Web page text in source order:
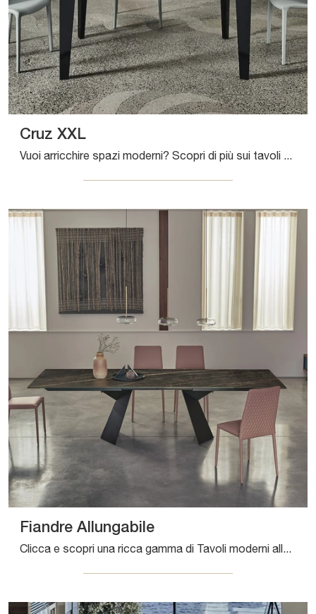
Cruz XXL
Vuoi arricchire spazi moderni? Scopri di più sui tavoli moderni allungabili: il modello da pranzo Cruz XXL ti sta aspettando.
Fiandre Allungabile
Clicca e scopri una ricca gamma di Tavoli moderni allungabili da pranzo! Il modello Fiandre Allungabile di Bontempi ti aspetta.